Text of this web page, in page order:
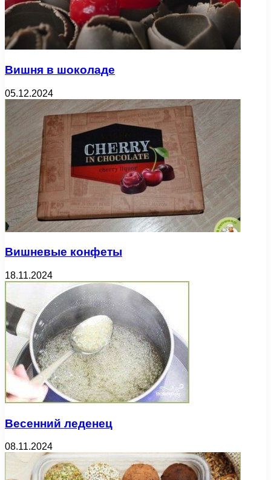
Вишня в шоколаде
05.12.2024
Вишневые конфеты
18.11.2024
Весенний леденец
08.11.2024